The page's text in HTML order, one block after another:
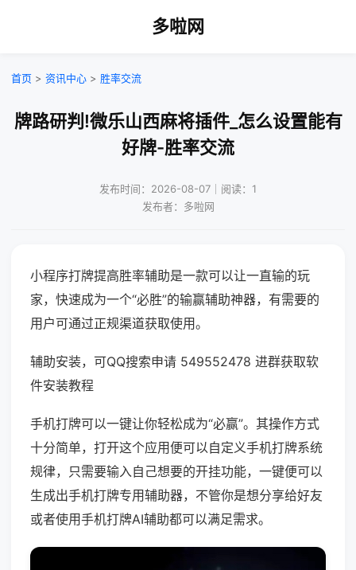
多啦网
首页 > 资讯中心 > 胜率交流
牌路研判!微乐山西麻将插件_怎么设置能有
好牌-胜率交流
发布时间：2026-08-07｜阅读：1
发布者：多啦网
小程序打牌提高胜率辅助是一款可以让一直输的玩
家，快速成为一个“必胜”的输赢辅助神器，有需要的
用户可通过正规渠道获取使用。
辅助安装，可QQ搜索申请 549552478 进群获取软
件安装教程
手机打牌可以一键让你轻松成为“必赢”。其操作方式
十分简单，打开这个应用便可以自定义手机打牌系统
规律，只需要输入自己想要的开挂功能，一键便可以
生成出手机打牌专用辅助器，不管你是想分享给好友
或者使用手机打牌AI辅助都可以满足需求。